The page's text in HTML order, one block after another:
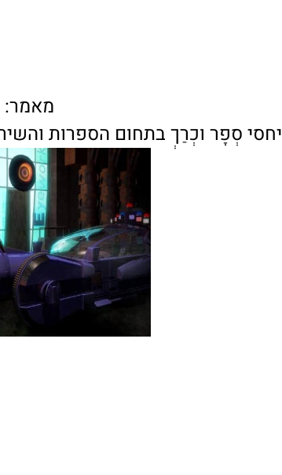
מאמר:
יחסי סְפָר וּכְרַךְ בתחום הספרות